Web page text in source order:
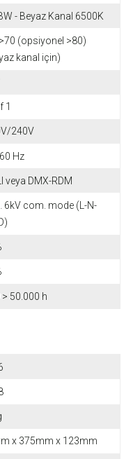
- Beyaz Kanal 6500K
(opsiyonel >80)
kanal için)
1
240V
Hz
veya DMX-RDM
6kV com. mode (L-N-
> 50.000 h
x 375mm x 123mm